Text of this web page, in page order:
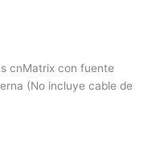
cnMatrix con fuente
(No incluye cable de